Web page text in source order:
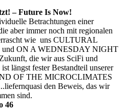
– Future Is Now!
Betrachtungen einer
aber immer noch mit regionalen
wie uns CULTURAL
ON A WEDNESDAY NIGHT
die wir aus SciFi und
längst fester Bestandteil unserer
OF THE MICROCLIMATES
liefernquasi den Beweis, das wir
sind.
46